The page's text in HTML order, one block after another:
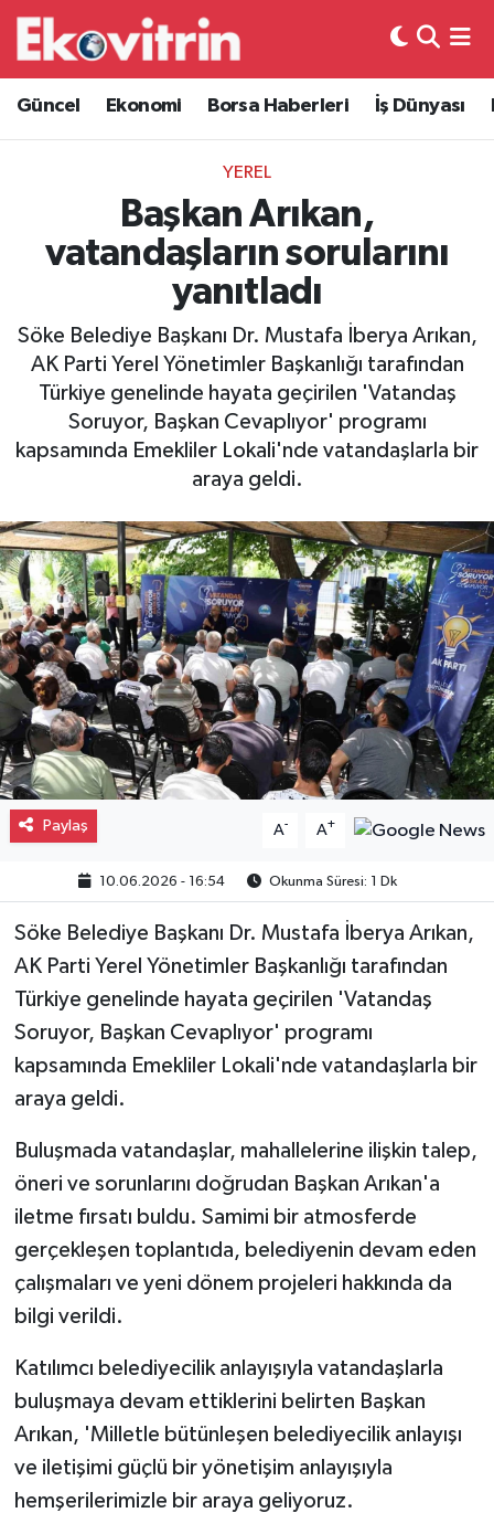
Güncel Ekonomi Borsa Haberleri İş Dünyası
YEREL
Başkan Arıkan,
vatandaşların sorularını
yanıtladı
Söke Belediye Başkanı Dr. Mustafa İberya Arıkan,
AK Parti Yerel Yönetimler Başkanlığı tarafından
Türkiye genelinde hayata geçirilen 'Vatandaş
Soruyor, Başkan Cevaplıyor' programı
kapsamında Emekliler Lokali'nde vatandaşlarla bir
araya geldi.
Paylaş A- A+
10.06.2026 - 16:54 Okunma Süresi: 1 Dk
Söke Belediye Başkanı Dr. Mustafa İberya Arıkan,
AK Parti Yerel Yönetimler Başkanlığı tarafından
Türkiye genelinde hayata geçirilen 'Vatandaş
Soruyor, Başkan Cevaplıyor' programı
kapsamında Emekliler Lokali'nde vatandaşlarla bir
araya geldi.
Buluşmada vatandaşlar, mahallelerine ilişkin talep,
öneri ve sorunlarını doğrudan Başkan Arıkan'a
iletme fırsatı buldu. Samimi bir atmosferde
gerçekleşen toplantıda, belediyenin devam eden
çalışmaları ve yeni dönem projeleri hakkında da
bilgi verildi.
Katılımcı belediyecilik anlayışıyla vatandaşlarla
buluşmaya devam ettiklerini belirten Başkan
Arıkan, 'Milletle bütünleşen belediyecilik anlayışı
ve iletişimi güçlü bir yönetişim anlayışıyla
hemşerilerimizle bir araya geliyoruz.
Güncel
Ekonomi
Borsa Haberleri
İş Dünyası
Otovitrin
Asayiş
Gayrimenkul
Spor
Eğitim
Hava Durumu
Trafik Durumu
Süper Lig Puan Durumu ve Fikstür
Tüm Manşetler
Son Dakika Haberleri
Haber Arşivi